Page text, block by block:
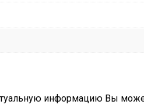
информацию Вы